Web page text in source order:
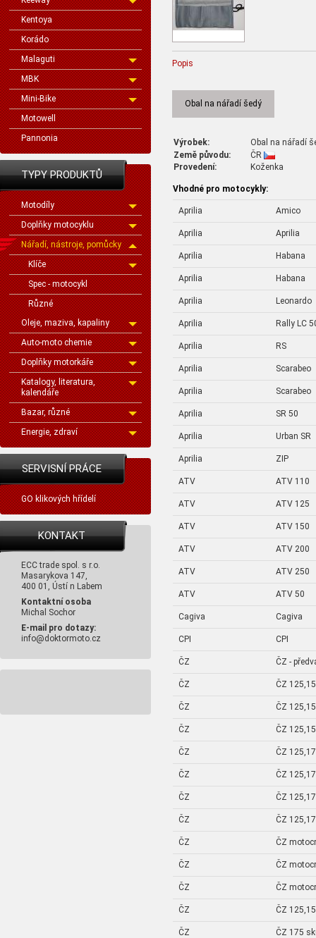
Kentoya
Korádo
Malaguti
MBK
Mini-Bike
Motowell
Pannonia
TYPY PRODUKTŮ
Motodíly
Doplňky motocyklu
Nářadí, nástroje, pomůcky
Klíče
Spec - motocykl
Různé
Oleje, maziva, kapaliny
Auto-moto chemie
Doplňky motorkáře
Katalogy, literatura,
kalendáře
Bazar, různé
Energie, zdraví
SERVISNÍ PRÁCE
GO klikových hřídelí
KONTAKT
ECC trade spol. s r.o.
Masarykova 147,
400 01, Ústí n Labem
Kontaktní osoba
Michal Sochor
E-mail pro dotazy:
info@doktormoto.cz
Popis
Obal na nářadí šedý
Výrobek:
Obal na nářadí
Země původu:
ČR
Provedení:
Koženka
Vhodné pro motocykly:
Aprilia Amico
Aprilia Aprilia
Aprilia Habana
Aprilia Habana
Aprilia Leonardo
Aprilia Rally LC
Aprilia RS
Aprilia Scarabeo
Aprilia Scarabeo
Aprilia SR 50
Aprilia Urban SR
Aprilia ZIP
ATV ATV 110
ATV ATV 125
ATV ATV 150
ATV ATV 200
ATV ATV 250
ATV ATV 50
Cagiva Cagiva
CPI CPI
ČZ ČZ -
ČZ ČZ
ČZ ČZ
ČZ ČZ
ČZ ČZ
ČZ ČZ
ČZ ČZ
ČZ ČZ
ČZ ČZ
ČZ ČZ
ČZ ČZ
ČZ ČZ
ČZ ČZ 175